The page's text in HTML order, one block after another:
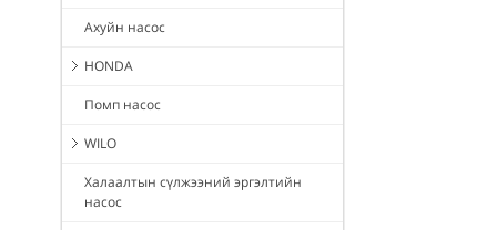
Ахуйн насос
HONDA
Помп насос
WILO
Халаалтын сүлжээний эргэлтийн
насос